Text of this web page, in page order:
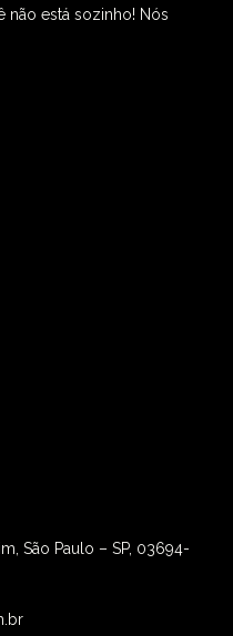
não está sozinho! Nós
São Paulo – SP, 03694-